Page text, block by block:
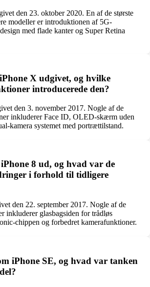
den 23. oktober 2020. En af de største
modeller er introduktionen af 5G-
med flade kanter og Super Retina
X udgivet, og hvilke
introducerede den?
den 3. november 2017. Nogle af de
inkluderer Face ID, OLED-skærm uden
kamera systemet med portrættilstand.
8 ud, og hvad var de
i forhold til tidligere
den 22. september 2017. Nogle af de
inkluderer glasbagsiden for trådløs
chippen og forbedret kamerafunktioner.
iPhone SE, og hvad var tanken